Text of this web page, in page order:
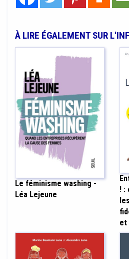
À LIRE ÉGALEMENT SUR
Le féminisme washing -
Léa Lejeune
! :
et